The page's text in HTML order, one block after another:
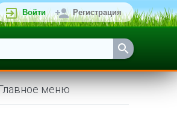
Войти Регистрация
меню